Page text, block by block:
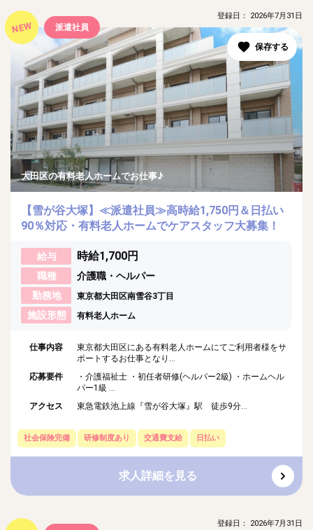
NEW 派遣社員
登録日： 2026年7月31日
大田区の有料老人ホームでお仕事♪
【雪が谷大塚】≪派遣社員≫高時給1,750円＆日払い
90％対応・有料老人ホームでケアスタッフ大募集！
給与 時給1,700円
職種
介護職・ヘルパー
勤務地
東京都大田区南雪谷3丁目
施設形態 有料老人ホーム
仕事内容
東京都大田区にある有料老人ホームにてご利用者様をサ
ポートするお仕事となり...
応募要件
・介護福祉士 ・初任者研修(ヘルパー2級) ・ホームヘル
パー1級 ...
アクセス
東急電鉄池上線『雪が谷大塚』駅 徒歩9分...
社会保険完備 研修制度あり 交通費支給 日払い
求人詳細を見る
登録日： 2026年7月31日